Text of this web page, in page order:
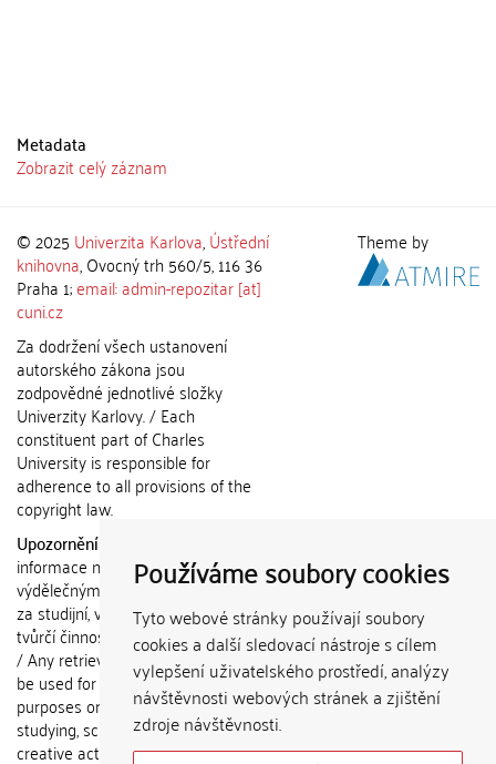
Používáme soubory cookies
Tyto webové stránky používají soubory
cookies a další sledovací nástroje s cílem
vylepšení uživatelského prostředí, analýzy
návštěvnosti webových stránek a zjištění
zdroje návštěvnosti.
Metadata
Zobrazit celý záznam
© 2025 Univerzita Karlova,Ústřední
knihovna, Ovocný trh 560/5, 116 36
Praha 1;email: admin-repozitar [at]
cuni.cz
Za dodržení všech ustanovení
autorského zákona jsou
zodpovědné jednotlivé složky
Univerzity Karlovy. / Each
constituent part of Charles
University is responsible for
adherence to all provisions of the
copyright law.
Upozornění / Notice:
informace nemohou být použity k
výdělečným účelům nebo vydávány
za studijní, vědeckou nebo jinou
tvůrčí činnost jiné osoby než autora.
/ Any retrieved information shall not
be used for any commercial
purposes or claimed as results of
studying, scientific or any other
creative activities of any person
Theme by